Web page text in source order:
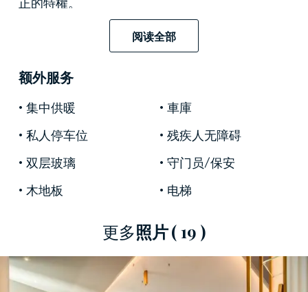
市中心，享有無與倫比的地理位
置，沉浸在世界上最美麗城市的歷史和美景之
中。步行距離內，
爾索大街 (Via del Corso) 等豪華購物街、
作坊和宏偉的廣場使該地區成為世界上最令人嚮
往的地區之一。飯店毗鄰美食餐廳、歷史悠久的
咖啡廳和標誌性景點，如
博爾蓋塞別墅、萬神殿
和納沃納廣場，
為您提供無與倫比的生活體驗，
將最正宗的羅馬魅力與城市生活的便利融為一
公寓的室內建築體現了精緻和現代的品味。折線
和現代幾何圖形在房間之間創造了一條流暢的路
徑，黑色和白色、木材和 大膽紋理的大理石之間
阅读全部
额外服务
集中供暖
車庫
私人停车位
残疾人无障碍
双层玻璃
守门员/保安
木地板
电梯
更多照片( 19 )